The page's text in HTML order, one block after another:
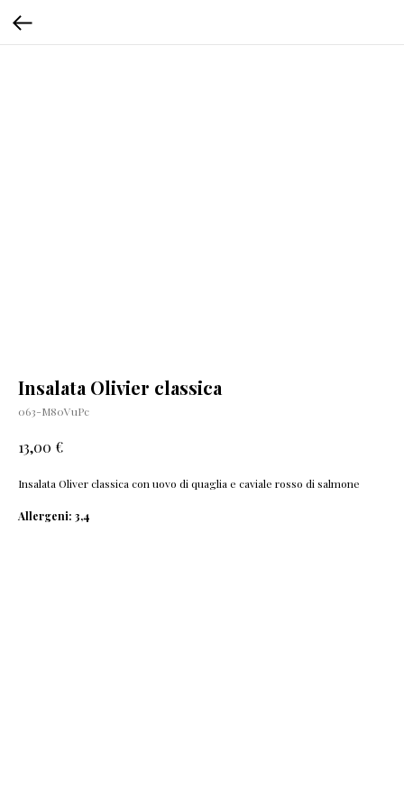
Insalata Olivier classica
063-M80VuPc
13,00 €
Insalata Oliver classica con uovo di quaglia e caviale rosso di salmone
Allergeni: 3,4